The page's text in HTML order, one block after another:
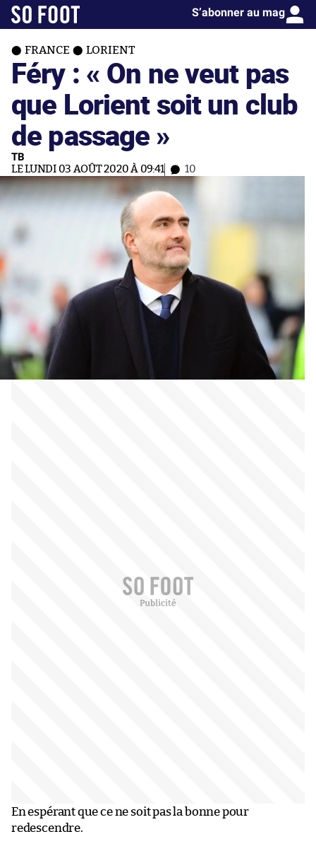
S’abonner au mag
FRANCE LORIENT
Féry : « On ne veut pas
que Lorient soit un club
de passage »
TB
LE LUNDI 03 AOÛT 2020 À 09:41 10
En espérant que ce ne soit pas la bonne pour
redescendre.